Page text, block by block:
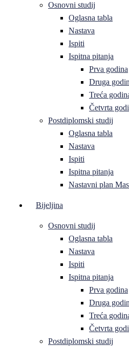
Osnovni studij
Oglasna tabla
Nastava
Ispiti
Ispitna pitanja
Prva godina
Druga
Treća
Četvrta
Postdiplomski studij
Oglasna tabla
Nastava
Ispiti
Ispitna pitanja
Nastavni plan
Bijeljina
Osnovni studij
Oglasna tabla
Nastava
Ispiti
Ispitna pitanja
Prva godina
Druga
Treća
Četvrta
Postdiplomski studij